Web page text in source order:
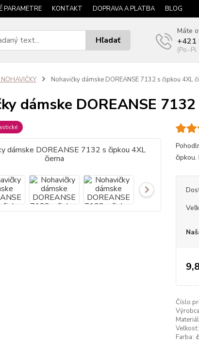
PARAMETRE KONTAKT DOPRAVA A PLATBA BLOG
Hľadať
Máte
+421
(Po.-
Nohavičky dámske DOREANSE 7132 s čipkou 4XL
dámske DOREANSE
čipkou.
Číslo
Veľkosť:
Farba: